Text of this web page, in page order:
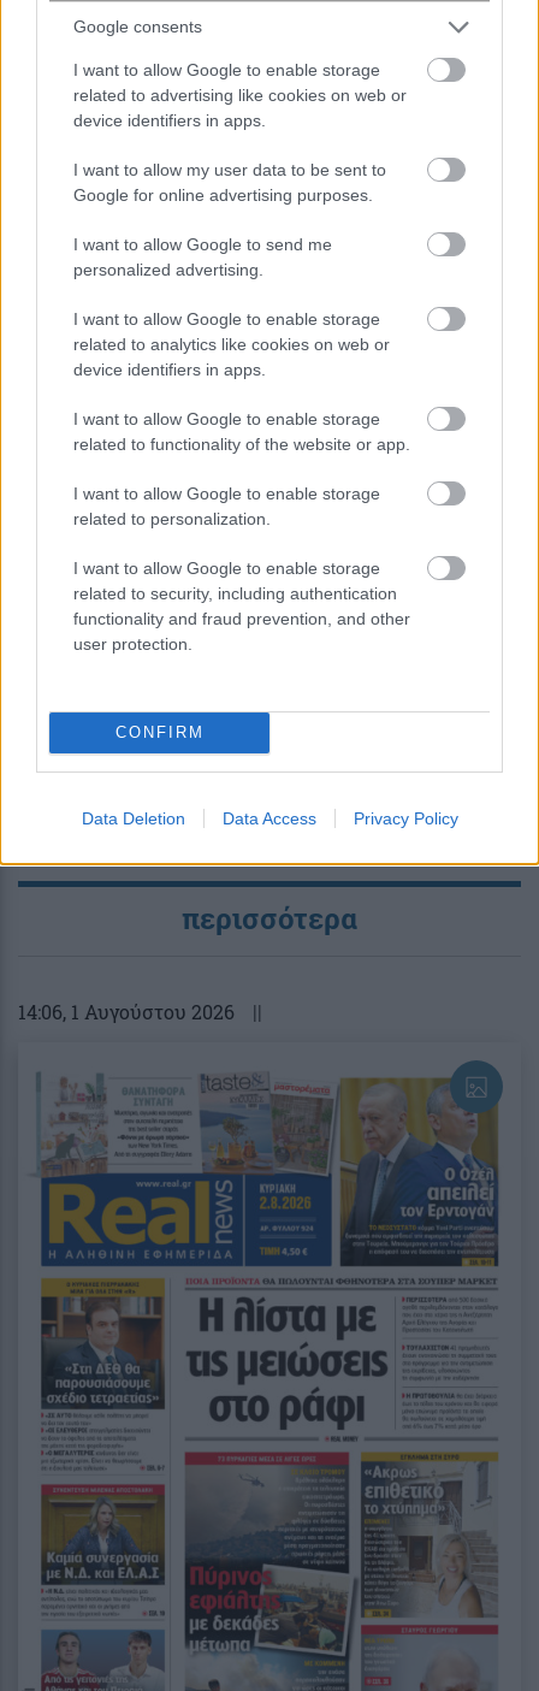
Google consents
I want to allow Google to enable storage
related to advertising like cookies on web or
device identifiers in apps.
I want to allow my user data to be sent to
Google for online advertising purposes.
I want to allow Google to send me
personalized advertising.
I want to allow Google to enable storage
related to analytics like cookies on web or
device identifiers in apps.
I want to allow Google to enable storage
related to functionality of the website or app.
I want to allow Google to enable storage
related to personalization.
I want to allow Google to enable storage
related to security, including authentication
functionality and fraud prevention, and other
user protection.
CONFIRM
Data Deletion Data Access Privacy Policy
χρησιμοποιημένο πυρηνικό καύσιμο
μετά την απενεργοποίηση
Ψεύτικες ενημερώσεις Adobe και
Zoom εγκαθιστούν κακόβουλο
λογισμικό απομακρυσμένης
περισσότερα
14:06, 1 Αυγούστου 2026 ||